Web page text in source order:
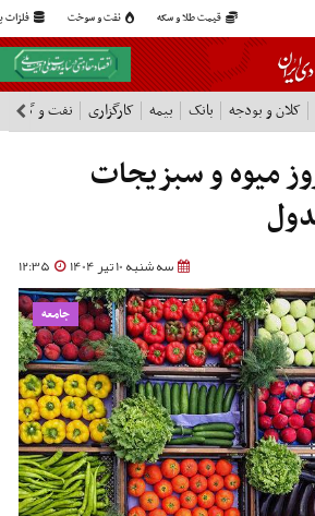
قیمت طلا و سکه نفت و سوخت فلزات
کلان و بودجه بانک بیمه کارگزاری نفت و گاز
میوه و سبزیجات
سه شنبه 10 تیر 1404 12:35
جامعه